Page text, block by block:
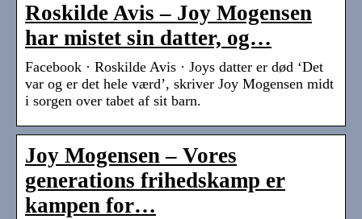
Roskilde Avis – Joy Mogensen
har mistet sin datter, og…
Facebook · Roskilde Avis · Joys datter er død ‘Det
var og er det hele værd’, skriver Joy Mogensen midt
i sorgen over tabet af sit barn.
Joy Mogensen – Vores
generations frihedskamp er
kampen for…